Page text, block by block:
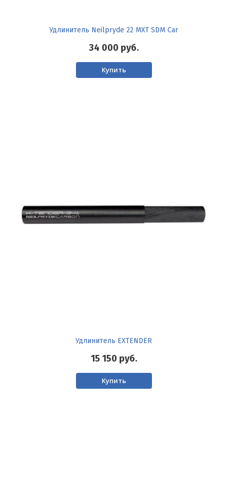
Удлинитель Neilpryde 22 MXT SDM Car
34 000 руб.
Купить
Удлинитель EXTENDER
15 150 руб.
Купить